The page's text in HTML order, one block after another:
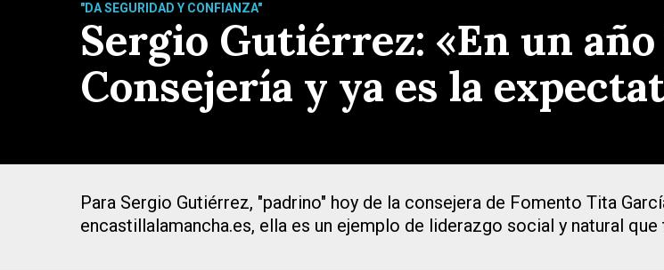
"DA SEGURIDAD Y CONFIANZA"
Sergio Gutiérrez: «En un
Consejería y ya es la
Para Sergio Gutiérrez, "padrino" hoy de la consejera de Fomento Tita
encastillalamancha.es, ella es un ejemplo de liderazgo social y natural